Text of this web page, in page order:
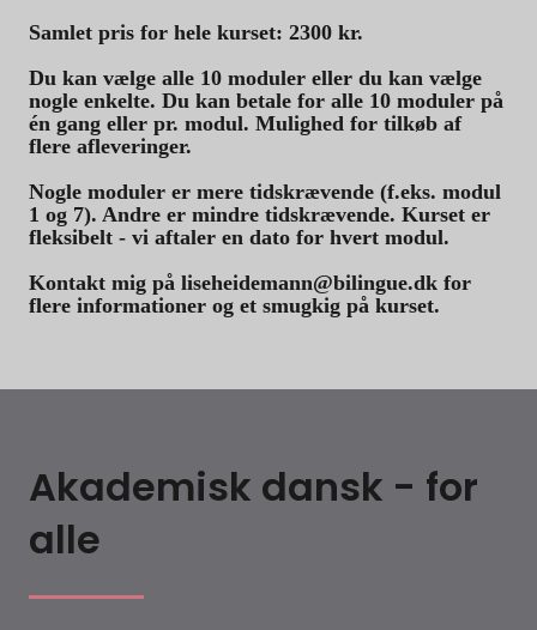
Samlet pris for hele kurset: 2300 kr.
Du kan vælge alle 10 moduler eller du kan vælge
nogle enkelte. Du kan betale for alle 10 moduler på
én gang eller pr. modul. Mulighed for tilkøb af
flere afleveringer.
Nogle moduler er mere tidskrævende (f.eks. modul
1 og 7). Andre er mindre tidskrævende. Kurset er
fleksibelt - vi aftaler en dato for hvert modul.
Kontakt mig på liseheidemann@bilingue.dk for
flere informationer og et smugkig på kurset.
Akademisk dansk - for
alle